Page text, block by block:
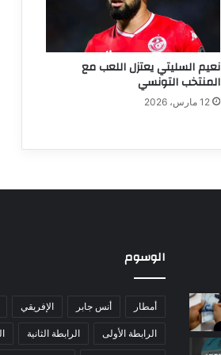
نعيم السليتي يعتزل اللعب مع
المنتخب التونسي
12 مارس، 2026
الوسوم
أمطار أنس جابر الإفريقي
الرابطة الأولى الرابطة الثانية